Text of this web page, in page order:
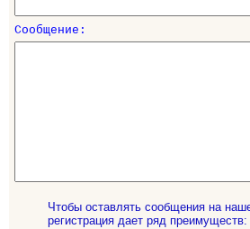
Сообщение:
Чтобы оставлять сообщения на
регистрация дает ряд